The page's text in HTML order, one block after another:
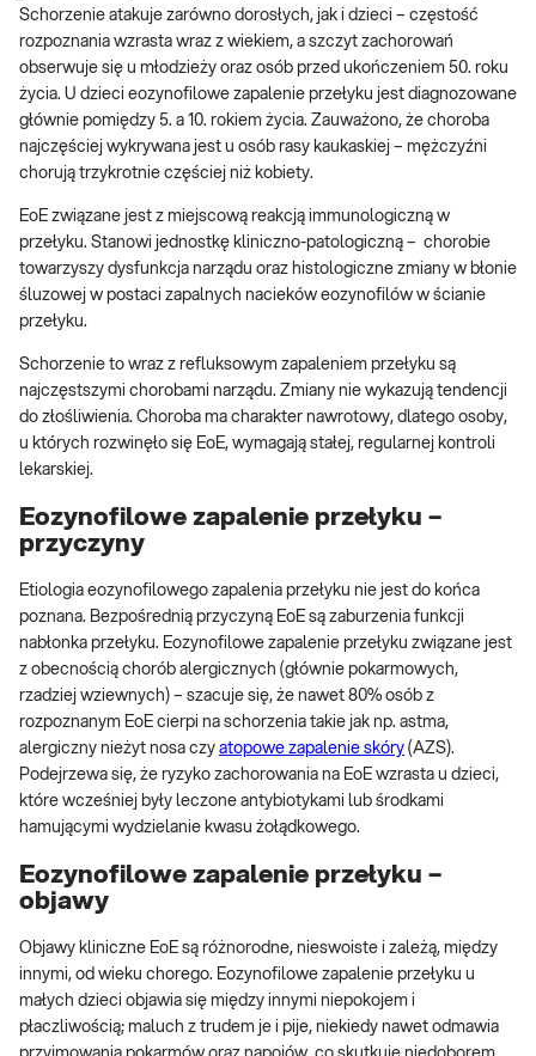
Schorzenie atakuje zarówno dorosłych, jak i dzieci – częstość
rozpoznania wzrasta wraz z wiekiem, a szczyt zachorowań
obserwuje się u młodzieży oraz osób przed ukończeniem 50. roku
życia. U dzieci eozynofilowe zapalenie przełyku jest diagnozowane
głównie pomiędzy 5. a 10. rokiem życia. Zauważono, że choroba
najczęściej wykrywana jest u osób rasy kaukaskiej – mężczyźni
chorują trzykrotnie częściej niż kobiety.
EoE związane jest z miejscową reakcją immunologiczną w
przełyku. Stanowi jednostkę kliniczno-patologiczną – chorobie
towarzyszy dysfunkcja narządu oraz histologiczne zmiany w błonie
śluzowej w postaci zapalnych nacieków eozynofilów w ścianie
przełyku.
Schorzenie to wraz z refluksowym zapaleniem przełyku są
najczęstszymi chorobami narządu. Zmiany nie wykazują tendencji
do złośliwienia. Choroba ma charakter nawrotowy, dlatego osoby,
u których rozwinęło się EoE, wymagają stałej, regularnej kontroli
lekarskiej.
Eozynofilowe zapalenie przełyku –
przyczyny
Etiologia eozynofilowego zapalenia przełyku nie jest do końca
poznana. Bezpośrednią przyczyną EoE są zaburzenia funkcji
nabłonka przełyku. Eozynofilowe zapalenie przełyku związane jest
z obecnością chorób alergicznych (głównie pokarmowych,
rzadziej wziewnych) – szacuje się, że nawet 80% osób z
rozpoznanym EoE cierpi na schorzenia takie jak np. astma,
alergiczny nieżyt nosa czy atopowe zapalenie skóry (AZS).
Podejrzewa się, że ryzyko zachorowania na EoE wzrasta u dzieci,
które wcześniej były leczone antybiotykami lub środkami
hamującymi wydzielanie kwasu żołądkowego.
Eozynofilowe zapalenie przełyku –
objawy
Objawy kliniczne EoE są różnorodne, nieswoiste i zależą, między
innymi, od wieku chorego. Eozynofilowe zapalenie przełyku u
małych dzieci objawia się między innymi niepokojem i
płaczliwością; maluch z trudem je i pije, niekiedy nawet odmawia